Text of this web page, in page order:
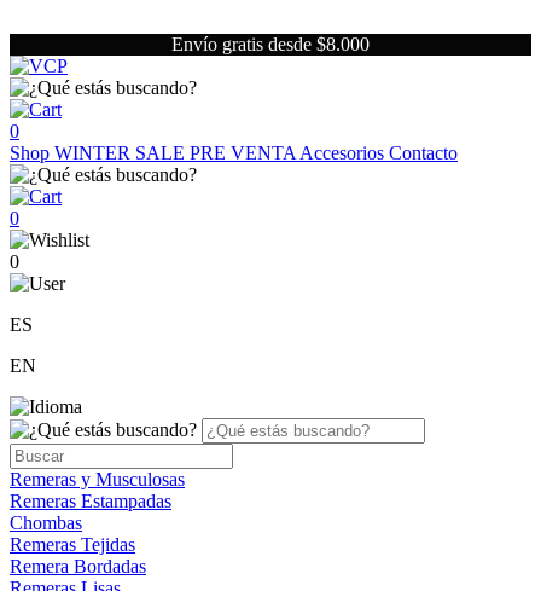
Envío gratis desde $8.000
0
Shop WINTER SALE PRE VENTA Accesorios Contacto
0
0
ES
EN
Remeras y Musculosas
Remeras Estampadas
Chombas
Remeras Tejidas
Remera Bordadas